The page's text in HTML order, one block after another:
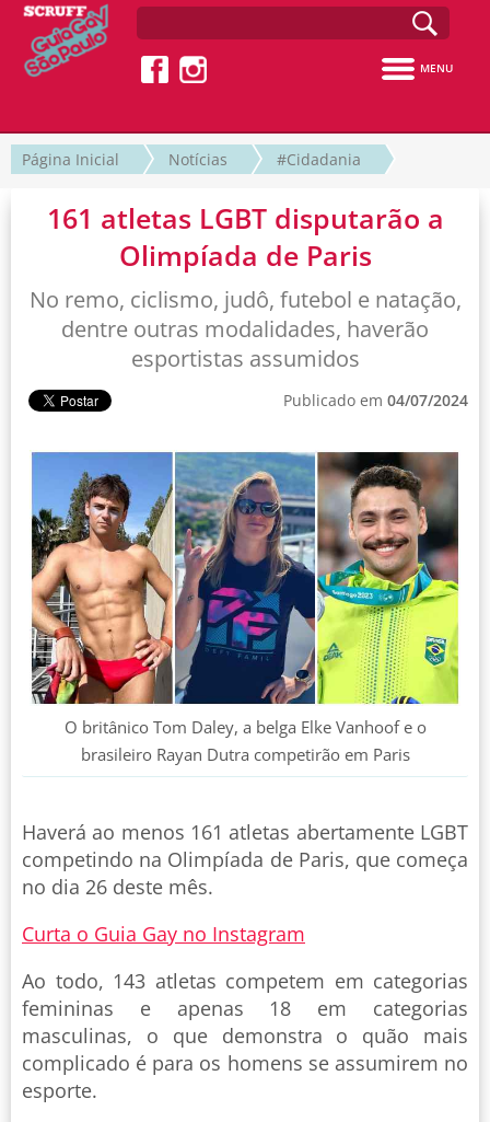
MENU
Página Inicial Notícias #Cidadania
161 atletas LGBT disputarão a
Olimpíada de Paris
No remo, ciclismo, judô, futebol e natação,
dentre outras modalidades, haverão
esportistas assumidos
Publicado em 04/07/2024
O britânico Tom Daley, a belga Elke Vanhoof e o
brasileiro Rayan Dutra competirão em Paris
Haverá ao menos 161 atletas abertamente LGBT
competindo na Olimpíada de Paris, que começa
no dia 26 deste mês.
Curta o Guia Gay no Instagram
Ao todo, 143 atletas competem em categorias
femininas e apenas 18 em categorias
masculinas, o que demonstra o quão mais
complicado é para os homens se assumirem no
esporte.